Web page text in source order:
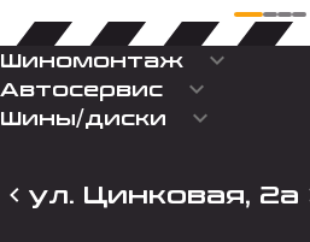
Шиномонтаж keyboard_arrow_down
Автосервис keyboard_arrow_down
Шины/диски keyboard_arrow_down
ул. Цинковая, 2а